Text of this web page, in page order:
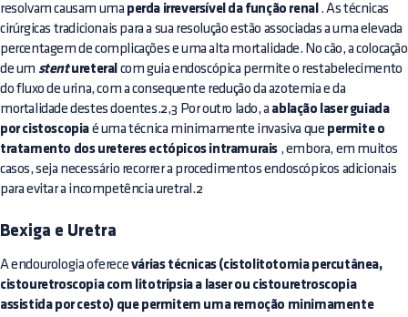
resolvam causam uma perda irreversível da função renal . As técnicas
cirúrgicas tradicionais para a sua resolução estão associadas a uma elevada
percentagem de complicações e uma alta mortalidade. No cão, a colocação
de um stentureteral com guia endoscópica permite o restabelecimento
do fluxo de urina, com a consequente redução da azotemia e da
mortalidade destes doentes.2,3 Por outro lado, a ablação laser guiada
por cistoscopia é uma técnica minimamente invasiva que permite o
tratamento dos ureteres ectópicos intramurais , embora, em muitos
casos, seja necessário recorrer a procedimentos endoscópicos adicionais
para evitar a incompetência uretral.2
Bexiga e Uretra
A endourologia oferece várias técnicas (cistolitotomia percutânea,
cistouretroscopia com litotripsia a laser ou cistouretroscopia
assistida por cesto) que permitem uma remoção minimamente